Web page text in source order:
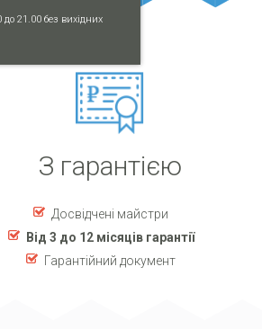
21.00 без вихідних
З гарантією
Досвідчені майстри
Від 3 до 12 місяців гарантії
Гарантійний документ